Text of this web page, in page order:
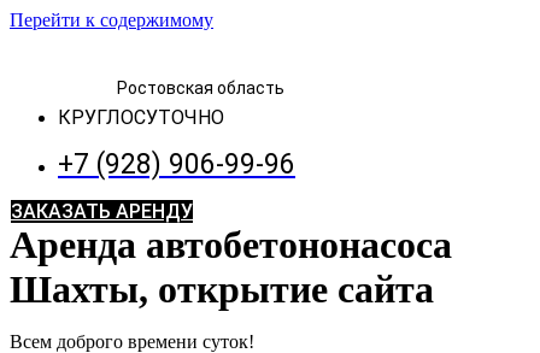
Перейти к содержимому
Ростовская область
КРУГЛОСУТОЧНО
+7 (928) 906-99-96
ЗАКАЗАТЬ АРЕНДУ
Аренда автобетононасоса
Шахты, открытие сайта
Всем доброго времени суток!